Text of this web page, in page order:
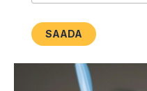
SAADA